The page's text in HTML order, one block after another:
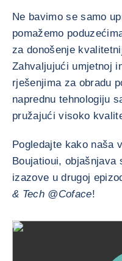
Ne bavimo se samo
pomažemo
za donošenje
Zahvaljujući umjetnoj
rješenjima za obradu
naprednu tehnologiju
pružajući visoko
Pogledajte kako naša
Boujatioui, objašnjava
izazove u drugoj
& Tech @Coface!